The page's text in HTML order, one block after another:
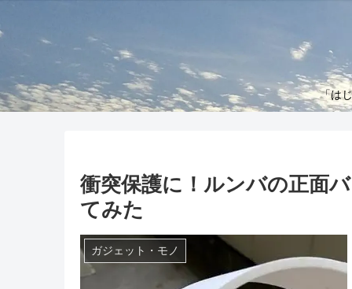
「は
衝突保護に！ルンバの正面
てみた
ガジェット・モノ